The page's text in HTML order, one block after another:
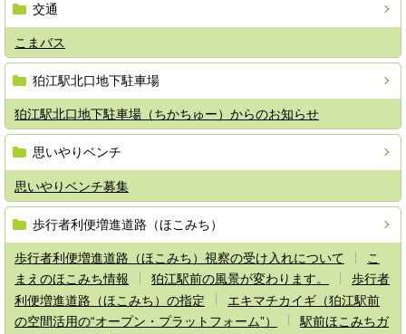
交通
こまバス
狛江駅北口地下駐車場
狛江駅北口地下駐車場（ちかちゅー）からのお知らせ
思いやりベンチ
思いやりベンチ募集
歩行者利便増進道路（ほこみち）
歩行者利便増進道路（ほこみち）視察の受け入れについて
こ
まえのほこみち情報
狛江駅前の風景が変わります。
歩行者
利便増進道路（ほこみち）の指定
エキマチカイギ（狛江駅前
の空間活用の“オープン・プラットフォーム”）
駅前ほこみちガ